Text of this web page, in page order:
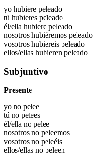
yo hubiere peleado
tú hubieres peleado
él/ella hubiere peleado
nosotros hubiéremos peleado
vosotros hubiereis peleado
ellos/ellas hubieren peleado
Subjuntivo
Presente
yo no pelee
tú no pelees
él/ella no pelee
nosotros no peleemos
vosotros no peleéis
ellos/ellas no peleen